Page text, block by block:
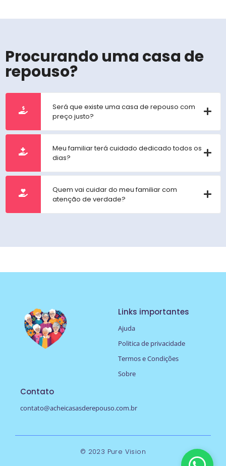
Procurando uma casa de
repouso?
Será que existe uma casa de repouso com
preço justo?
Meu familiar terá cuidado dedicado todos os
dias?
Quem vai cuidar do meu familiar com
atenção de verdade?
Links importantes
Ajuda
Politica de privacidade
Termos e Condições
Sobre
Contato
contato@acheicasasderepouso.com.br
© 2023 Pure Vision